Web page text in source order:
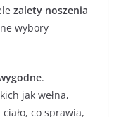
zalety noszenia
wybory
.
jak wełna,
co sprawia,